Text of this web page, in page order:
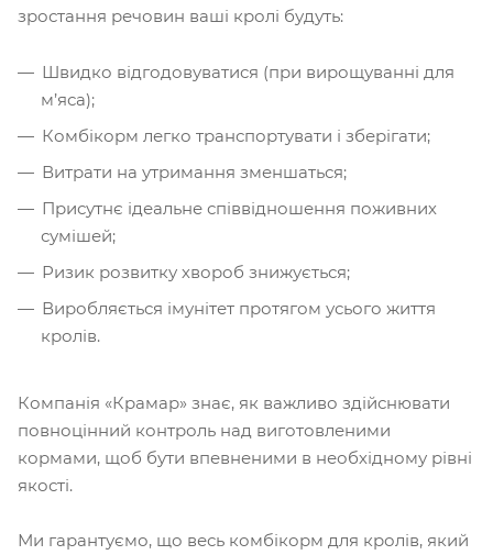
зростання речовин ваші кролі будуть:
Швидко відгодовуватися (при вирощуванні для
м’яса);
Комбікорм легко транспортувати і зберігати;
Витрати на утримання зменшаться;
Присутнє ідеальне співвідношення поживних
сумішей;
Ризик розвитку хвороб знижується;
Виробляється імунітет протягом усього життя
кролів.
Компанія «Крамар» знає, як важливо здійснювати
повноцінний контроль над виготовленими
кормами, щоб бути впевненими в необхідному рівні
якості.
Ми гарантуємо, що весь комбікорм для кролів, який